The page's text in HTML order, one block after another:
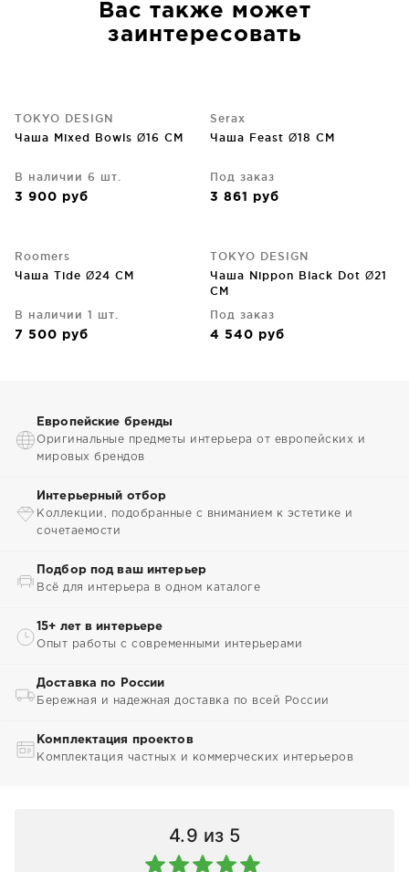
Вас также может
заинтересовать
TOKYO DESIGN
Чаша Mixed Bowls Ø16 CM
В наличии 6 шт.
3 900 руб
Serax
Чаша Feast Ø18 CM
Под заказ
3 861 руб
Roomers
Чаша Tide Ø24 CM
В наличии 1 шт.
7 500 руб
TOKYO DESIGN
Чаша Nippon Black Dot Ø21
CM
Под заказ
4 540 руб
Европейские бренды
Оригинальные предметы интерьера от европейских и
мировых брендов
Интерьерный отбор
Коллекции, подобранные с вниманием к эстетике и
сочетаемости
Подбор под ваш интерьер
Всё для интерьера в одном каталоге
15+ лет в интерьере
Опыт работы с современными интерьерами
Доставка по России
Бережная и надежная доставка по всей России
Комплектация проектов
Комплектация частных и коммерческих интерьеров
4.9 из 5